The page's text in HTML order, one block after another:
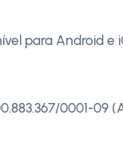
para Android e
0001-09